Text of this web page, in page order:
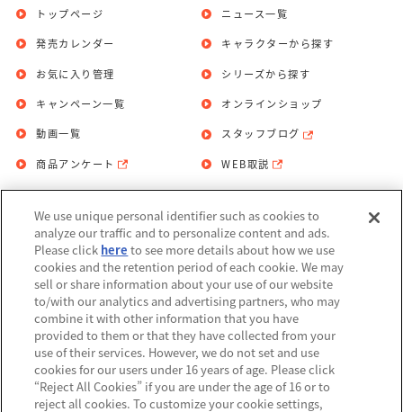
トップページ
発売カレンダー
お気に入り管理
ニュース一覧
キャラクターから探す
シリーズから探す
キャンペーン一覧
動画一覧
商品アンケート
オンラインショップ
スタッフブログ
WEB取説
お問い合わせ 個人情報保護方針
利用規約
Do Not Sell or Share My Personal
Information
アレルギー情報
We use unique personal identifier such as cookies to
analyze our traffic and to personalize content and ads.
Please click here to see more details about how we use
cookies and the retention period of each cookie. We may
sell or share information about your use of our website
to/with our analytics and advertising partners, who may
combine it with other information that you have
provided to them or that they have collected from your
use of their services. However, we do not set and use
cookies for our users under 16 years of age. Please click
“Reject All Cookies” if you are under the age of 16 or to
reject all cookies. To customize your cookie settings,